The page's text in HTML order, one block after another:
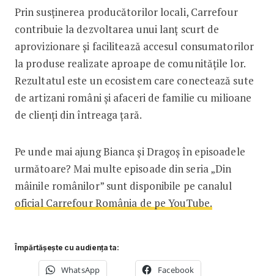
Prin susținerea producătorilor locali, Carrefour
contribuie la dezvoltarea unui lanț scurt de
aprovizionare și facilitează accesul consumatorilor
la produse realizate aproape de comunitățile lor.
Rezultatul este un ecosistem care conectează sute
de artizani români și afaceri de familie cu milioane
de clienți din întreaga țară.
Pe unde mai ajung Bianca și Dragoș în episoadele
următoare? Mai multe episoade din seria „Din
mâinile românilor” sunt disponibile pe canalul
oficial Carrefour România de pe YouTube.
Împărtășește cu audiența ta:
WhatsApp Facebook